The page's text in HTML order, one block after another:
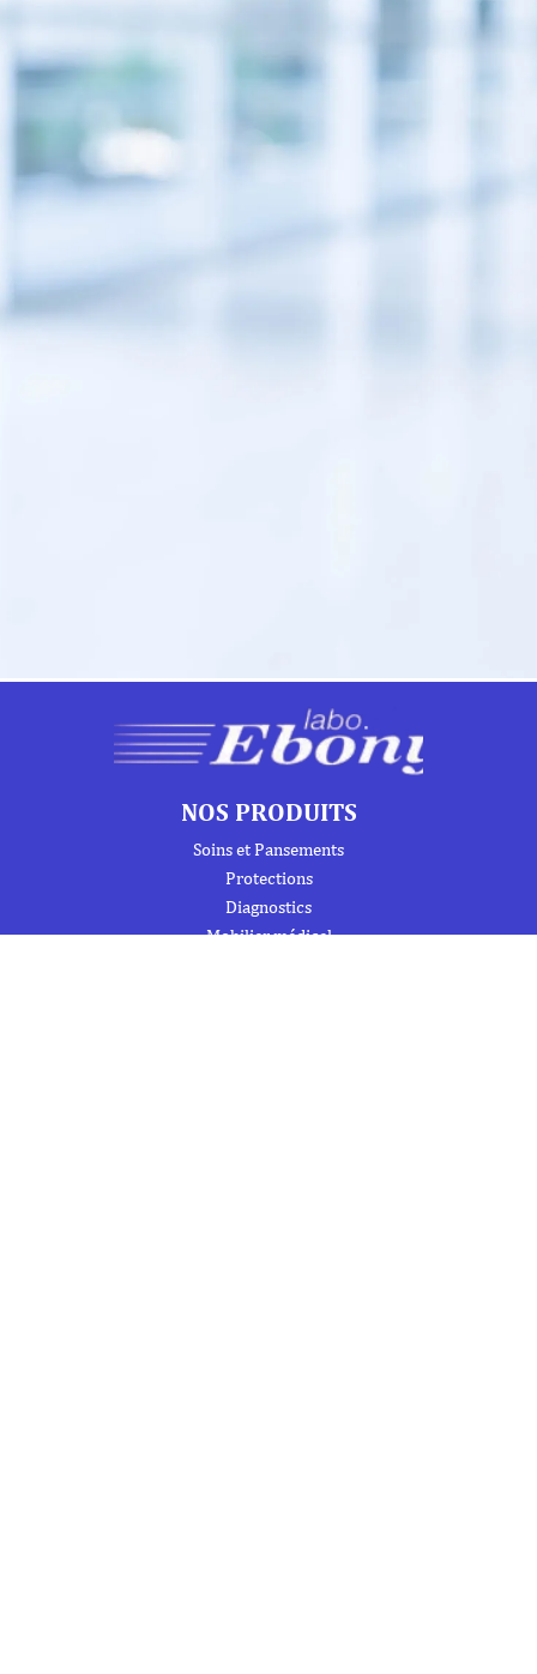
NOS PRODUITS
Soins et Pansements
Protections
Diagnostics
Mobilier médical